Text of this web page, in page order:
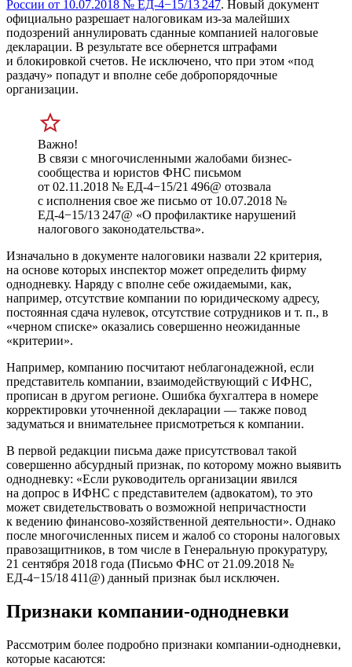
России от 10.07.2018 № ЕД-4−15/13 247. Новый документ
официально разрешает налоговикам из-за малейших
подозрений аннулировать сданные компанией налоговые
декларации. В результате все обернется штрафами
и блокировкой счетов. Не исключено, что при этом «под
раздачу» попадут и вполне себе добропорядочные
организации.
Важно!
В связи с многочисленными жалобами бизнес-
сообщества и юристов ФНС письмом
от 02.11.2018 № ЕД-4−15/21 496@ отозвала
с исполнения свое же письмо от 10.07.2018 №
ЕД-4−15/13 247@ «О профилактике нарушений
налогового законодательства».
Изначально в документе налоговики назвали 22 критерия,
на основе которых инспектор может определить фирму
однодневку. Наряду с вполне себе ожидаемыми, как,
например, отсутствие компании по юридическому адресу,
постоянная сдача нулевок, отсутствие сотрудников и т. п., в
«черном списке» оказались совершенно неожиданные
«критерии».
Например, компанию посчитают неблагонадежной, если
представитель компании, взаимодействующий с ИФНС,
прописан в другом регионе. Ошибка бухгалтера в номере
корректировки уточненной декларации — также повод
задуматься и внимательнее присмотреться к компании.
В первой редакции письма даже присутствовал такой
совершенно абсурдный признак, по которому можно выявить
однодневку: «Если руководитель организации явился
на допрос в ИФНС с представителем (адвокатом), то это
может свидетельствовать о возможной непричастности
к ведению финансово-хозяйственной деятельности». Однако
после многочисленных писем и жалоб со стороны налоговых
правозащитников, в том числе в Генеральную прокуратуру,
21 сентября 2018 года (Письмо ФНС от 21.09.2018 №
ЕД-4−15/18 411@) данный признак был исключен.
Признаки компании-однодневки
Рассмотрим более подробно признаки компании-однодневки,
которые касаются: